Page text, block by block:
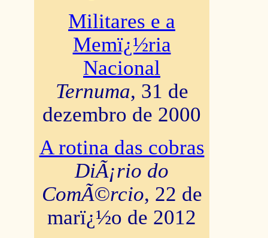
Militares e a
Memï¿½ria
Nacional
Ternuma, 31 de
dezembro de 2000
A rotina das cobras
DiÃ¡rio do
ComÃ©rcio, 22 de
marï¿½o de 2012